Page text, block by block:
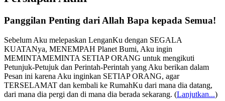
Panggilan Penting dari Allah Bapa kepada Semua!
Sebelum Aku melepaskan LenganKu dengan SEGALA
KUATANya, MENEMPAH Planet Bumi, Aku ingin
MEMINTAMEMINTA SETIAP ORANG untuk mengikuti
Petunjuk-Petujuk dan Perintah-Perintah yang Aku berikan dalam
Pesan ini karena Aku inginkan SETIAP ORANG, agar
TERSELAMAT dan kembali ke RumahKu dari mana dia datang,
dari mana dia pergi dan di mana dia berada sekarang. (Lanjutkan...)